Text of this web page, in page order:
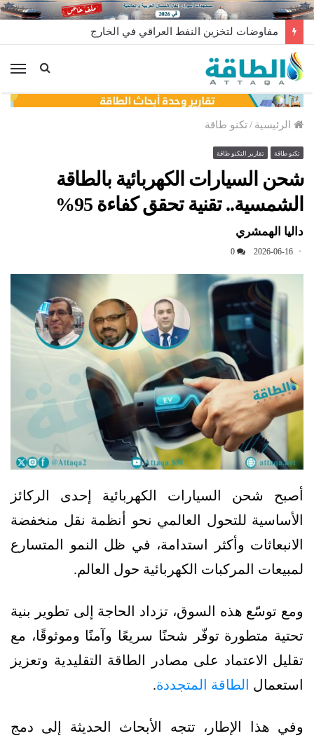
مفاوضات لتخزين النفط العراقي في الخارج
الرئيسية /تكنو طاقة
تكنو طاقة تقارير التكنو طاقة
شحن السيارات الكهربائية بالطاقة
الشمسية.. تقنية تحقق كفاءة 95%
داليا الهمشري
2026-06-16
0
أصبح شحن السيارات الكهربائية إحدى الركائز
الأساسية للتحول العالمي نحو أنظمة نقل منخفضة
الانبعاثات وأكثر استدامة، في ظل النمو المتسارع
لمبيعات المركبات الكهربائية حول العالم.
ومع توسّع هذه السوق، تزداد الحاجة إلى تطوير بنية
تحتية متطورة توفّر شحنًا سريعًا وآمنًا وموثوقًا، مع
تقليل الاعتماد على مصادر الطاقة التقليدية وتعزيز
استعمال الطاقة المتجددة.
وفي هذا الإطار، تتجه الأبحاث الحديثة إلى دمج